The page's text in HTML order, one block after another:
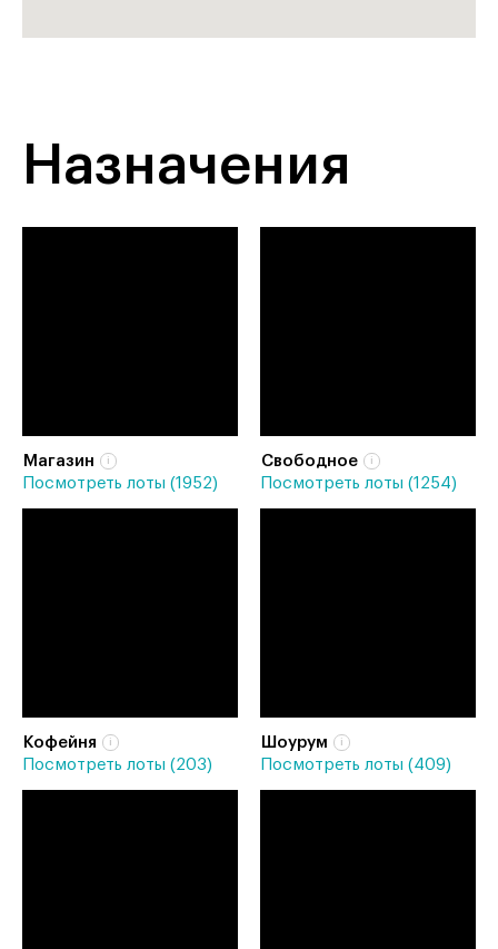
Назначения
Магазин
Посмотреть лоты (1952)
Свободное
Посмотреть лоты (1254)
Кофейня
Посмотреть лоты (203)
Шоурум
Посмотреть лоты (409)